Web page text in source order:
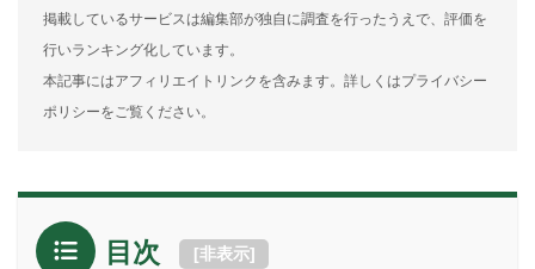
掲載しているサービスは編集部が独自に調査を行ったうえで、評価を
行いランキング化しています。
本記事にはアフィリエイトリンクを含みます。詳しくはプライバシー
ポリシーをご覧ください。
目次 [非表示]